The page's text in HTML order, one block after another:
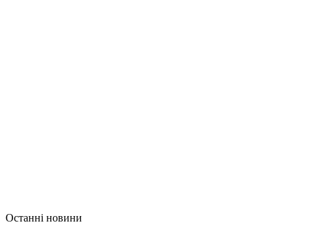
Останні новини